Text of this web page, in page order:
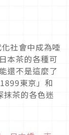
社會中成為唾
本茶的各種可
還不是這麼了
東京」和
抹茶的各色迷